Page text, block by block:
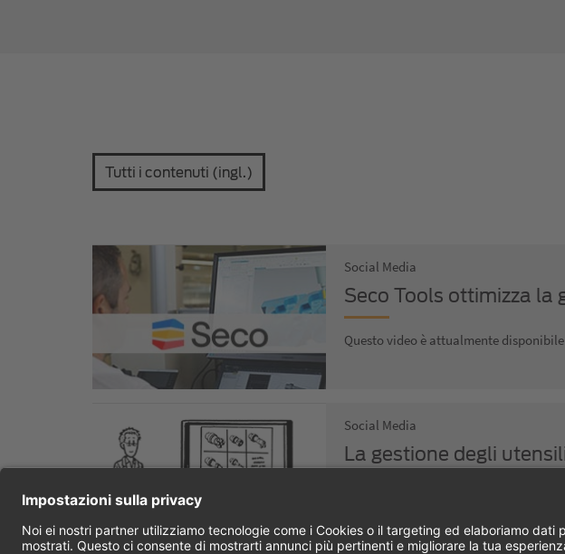
Tutti i contenuti (ingl.)
Social Media
Seco Tools ottimizza la
software TDM
Questo video è attualmente
Social Media
La gestione degli